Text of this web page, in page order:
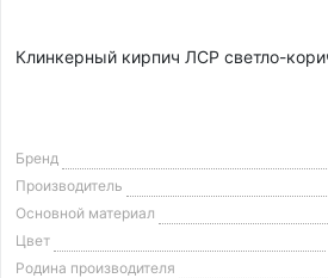
Клинкерный кирпич ЛСР светло-
Бренд
Производитель
Основной материал
Цвет
Родина производителя